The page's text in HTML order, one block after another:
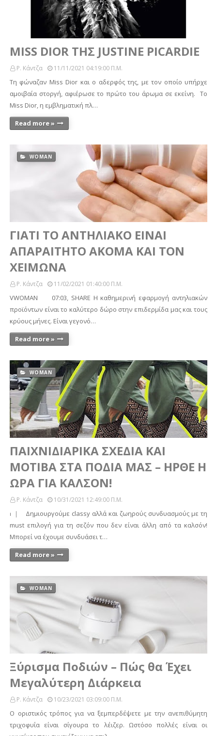
MISS DIOR ΤΗΣ JUSTINE PICARDIE
Ρ. Κάντζα 11/11/2021 04:19:00 Π.μ.
Τη φώναζαν Miss Dior και ο αδερφός της, με τον οποίο υπήρχε
αμοιβαία στοργή, αφιέρωσε το πρώτο του άρωμα σε εκείνη. Το
Miss Dior, η εμβληματική πλ…
Read more »
WOMAN
ΓΙΑΤΙ ΤΟ ΑΝΤΗΛΙΑΚΟ ΕΙΝΑΙ
ΑΠΑΡΑΙΤΗΤΟ ΑΚΟΜΑ ΚΑΙ ΤΟΝ
ΧΕΙΜΩΝΑ
Ρ. Κάντζα 11/02/2021 01:40:00 Π.μ.
VWOMAN 07:03, SHARE Η καθημερινή εφαρμογή αντηλιακών
προϊόντων είναι το καλύτερο δώρο στην επιδερμίδα μας και τους
κρύους μήνες. Είναι γεγονό…
Read more »
WOMAN
ΠΑΙΧΝΙΔΙΑΡΙΚΑ ΣΧΕΔΙΑ ΚΑΙ
ΜΟΤΙΒΑ ΣΤΑ ΠΟΔΙΑ ΜΑΣ – ΗΡΘΕ Η
ΩΡΑ ΓΙΑ ΚΑΛΣΟΝ!
Ρ. Κάντζα 10/31/2021 12:49:00 Π.μ.
⏐ ｜ Δημιουργούμε classy αλλά και ζωηρούς συνδυασμούς με τη
must επιλογή για τη σεζόν που δεν είναι άλλη από τα καλσόν!
Μπορεί να έχουμε συνδυάσει τ…
Read more »
WOMAN
Ξύρισμα Ποδιών – Πώς θα Έχει
Μεγαλύτερη Διάρκεια
Ρ. Κάντζα 10/23/2021 03:09:00 Π.μ.
Ο οριστικός τρόπος για να ξεμπερδέψετε με την ανεπιθύμητη
τριχοφυΐα είναι σίγουρα το λέιζερ. Ωστόσο πολλές είναι οι